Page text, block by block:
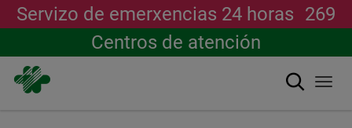
Servizo de emerxencias 24 horas 269
Centros de atención
Buscar